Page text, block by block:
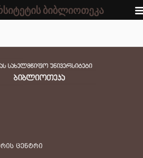
ცენტრი
ბიბლიოთეკა